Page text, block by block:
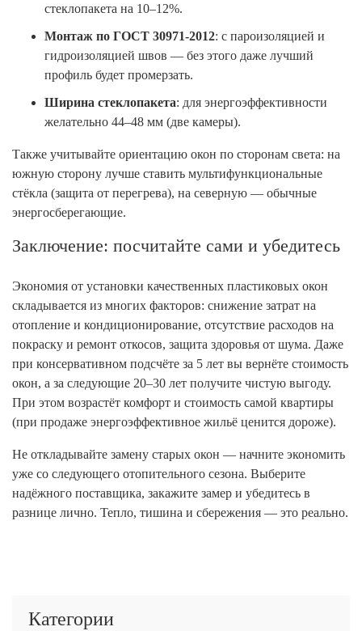
стеклопакета на 10–12%.
Монтаж по ГОСТ 30971-2012: с пароизоляцией и
гидроизоляцией швов — без этого даже лучший
профиль будет промерзать.
Ширина стеклопакета: для энергоэффективности
желательно 44–48 мм (две камеры).
Также учитывайте ориентацию окон по сторонам света: на
южную сторону лучше ставить мультифункциональные
стёкла (защита от перегрева), на северную — обычные
энергосберегающие.
Заключение: посчитайте сами и убедитесь
Экономия от установки качественных пластиковых окон
складывается из многих факторов: снижение затрат на
отопление и кондиционирование, отсутствие расходов на
покраску и ремонт откосов, защита здоровья от шума. Даже
при консервативном подсчёте за 5 лет вы вернёте стоимость
окон, а за следующие 20–30 лет получите чистую выгоду.
При этом возрастёт комфорт и стоимость самой квартиры
(при продаже энергоэффективное жильё ценится дороже).
Не откладывайте замену старых окон — начните экономить
уже со следующего отопительного сезона. Выберите
надёжного поставщика, закажите замер и убедитесь в
разнице лично. Тепло, тишина и сбережения — это реально.
Категории